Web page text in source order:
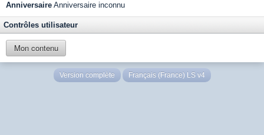
Anniversaire Anniversaire inconnu
Contrôles utilisateur
Mon contenu
Version complète Français (France) LS v4